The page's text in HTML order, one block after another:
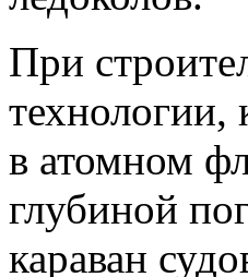
При
технологии,
в атомном
глубиной
караван